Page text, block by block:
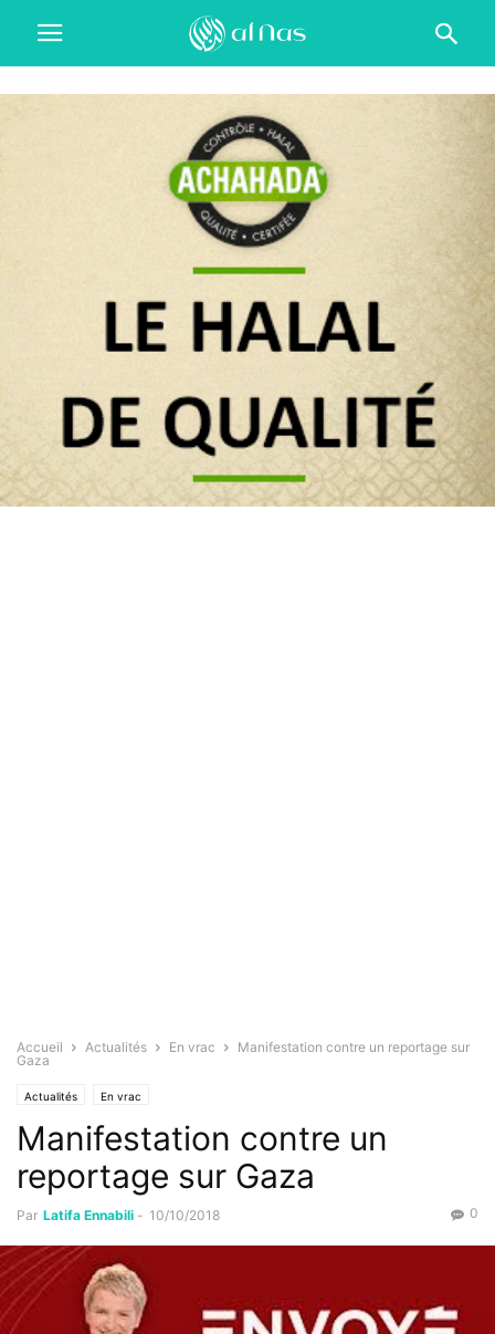
Accueil Actualités En vrac
Manifestation contre un reportage sur
Gaza
Actualités En vrac
Manifestation contre un
reportage sur Gaza
Par Latifa Ennabili - 10/10/2018 0